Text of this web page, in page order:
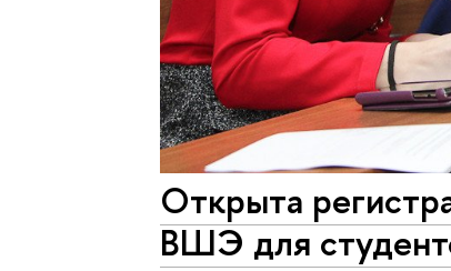
Открыта
ВШЭ для